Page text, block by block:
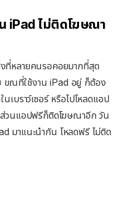
iPad ไม่ติดโฆษณา
ที่หลายคนรอคอยมากที่สุด
ข ขณที่ใช้งาน iPad อยู่ ก็ต้อง
เบราว์เซอร์ หรือไปโหลดแอป
วนแอปฟรีก็ติดโฆษณาอีก วัน
มาแนะนำกัน โหลดฟรี ไม่ติด